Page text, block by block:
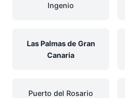
Ingenio
Las Palmas de Gran
Canaria
Puerto del Rosario